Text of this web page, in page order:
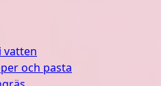
vatten
och pasta